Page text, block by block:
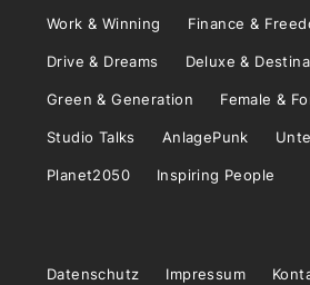
Work & Winning Finance &
Drive & Dreams Deluxe &
Green & Generation Female &
Studio Talks AnlagePunk
Planet2050 Inspiring People
Datenschutz Impressum